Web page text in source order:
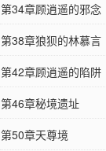
第34章顾逍遥的邪念
第38章狼狈的林慕言
第42章顾逍遥的陷阱
第46章秘境遗址
第50章天尊境